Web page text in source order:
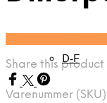
D-F
Share this product
Varenummer